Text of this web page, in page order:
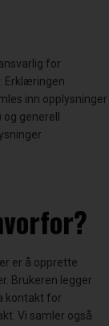
for
Erklæringen
inn opplysninger
generell
er å opprette
Brukeren legger
kontakt for
Vi samler også